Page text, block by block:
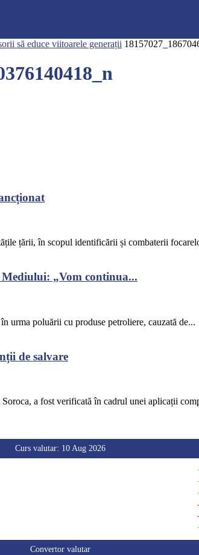
să educe viitoarele generații
țării, în scopul identificării și combaterii
„Vom continua...
urma poluării cu produse petroliere, cauzată de...
de salvare
a fost verificată în cadrul unei aplicații
Curs valutar: 10 Aug 2026
Convertor valutar